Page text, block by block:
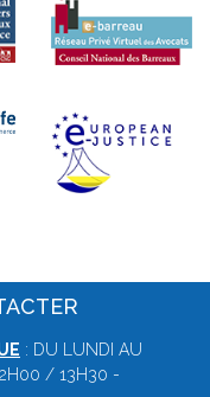
: DU LUNDI AU
/ 13H30 -